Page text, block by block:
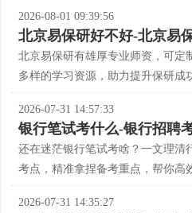
2026-08-01 09:39:56
北京易保研好不好-北京易
北京易保研有雄厚专业师资，可定
多样的学习资源，助力提升保研成
2026-07-31 14:57:33
银行笔试考什么-银行招聘
还在迷茫银行笔试考啥？一文理清
考点，精准拿捏备考重点，帮你高
2026-07-31 14:35:27